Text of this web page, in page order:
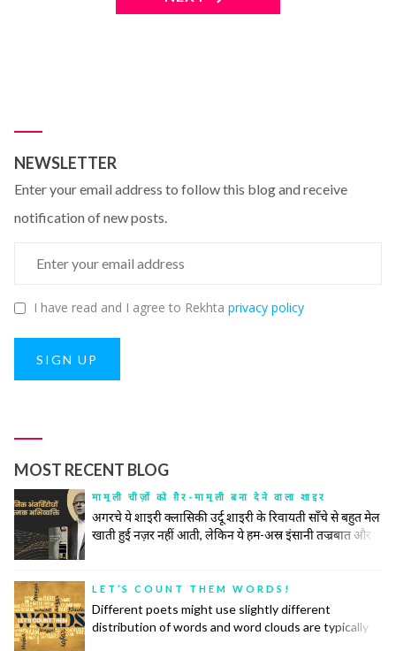
NEWSLETTER
Enter your email address to follow this blog and receive
notification of new posts.
I have read and I agree to Rekhta privacy policy
SIGN UP
MOST RECENT BLOG
मामूली चीज़ों को ग़ैर-मामूली बना देने वाला शाइर
अगरचे ये शाइरी क्लासिकी उर्दू शाइरी के रिवायती साँचे से बहुत मेल
खाती हुई नज़र नहीं आती, लेकिन ये हम-अस्र इंसानी तज्रबात और
सलाहियतों के इज़हार का अमल नहीं बल्कि किसी नादीदा-ओ-
नायाब नुक्ते की तलाश, समाजी हक़ीक़तों के बयान और इंसानी वुजूद
की पेचीदा तहों को बे-नक़ाब करने का ज़रीआ है।
LET’S COUNT THEM WORDS!
Different poets might use slightly different
distribution of words and word clouds are typically